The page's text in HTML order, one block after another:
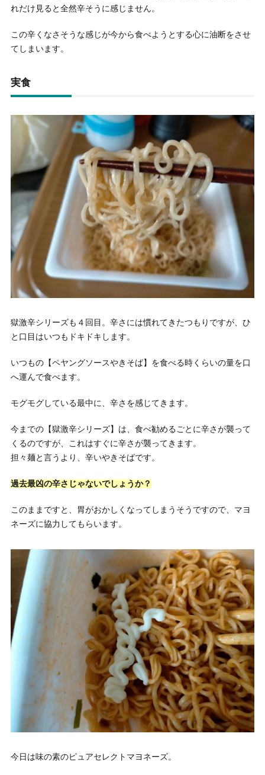
れだけ見ると全然辛そうに感じません。
この辛くなさそうな感じが今から食べようとする心に油断をさせ
てしまいます。
実食
獄激辛シリーズも４回目。辛さには慣れてきたつもりですが、ひ
と口目はいつもドキドキします。
いつもの【ペヤングソースやきそば】を食べる時くらいの量を口
へ運んで食べます。
モグモグしている最中に、辛さを感じてきます。
今までの【獄激辛シリーズ】は、食べ勧めるごとに辛さが襲って
くるのですが、これはすぐに辛さが襲ってきます。
担々麺と言うより、辛いやきそばです。
過去最凶の辛さじゃないでしょうか？
このままですと、胃がおかしくなってしまうそうですので、マヨ
ネーズに協力してもらいます。
今日は味の素のピュアセレクトマヨネーズ。